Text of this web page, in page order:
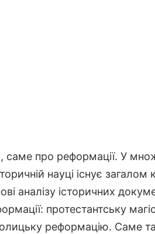
саме про реформації. У
науці існує
аналізу історичних
протестантську
реформацію. Саме